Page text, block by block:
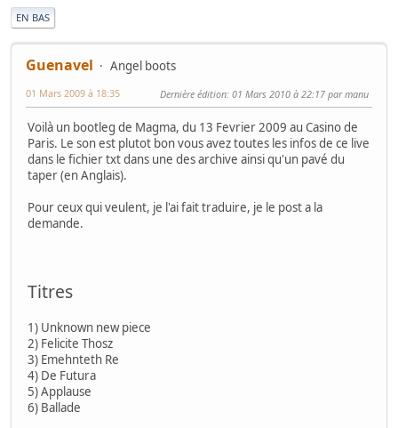
EN BAS
Guenavel Angel boots
01 Mars 2009 à 18:35 Dernière édition: 01 Mars 2010 à 22:17 par manu
Voilà un bootleg de Magma, du 13 Fevrier 2009 au Casino de
Paris. Le son est plutot bon vous avez toutes les infos de ce live
dans le fichier txt dans une des archive ainsi qu'un pavé du
taper (en Anglais).
Pour ceux qui veulent, je l'ai fait traduire, je le post a la
demande.
Titres
1) Unknown new piece
2) Felicite Thosz
3) Emehnteth Re
4) De Futura
5) Applause
6) Ballade